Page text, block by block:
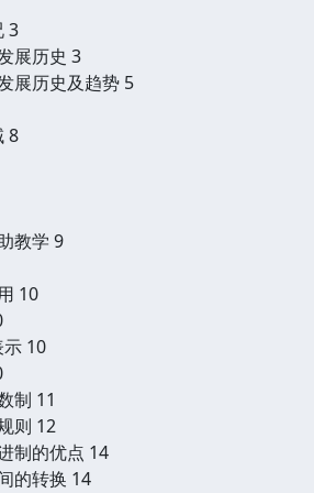
3
展历史 3
展历史及趋势 5
8
教学 9
10
10
制 11
则 12
制的优点 14
的转换 14